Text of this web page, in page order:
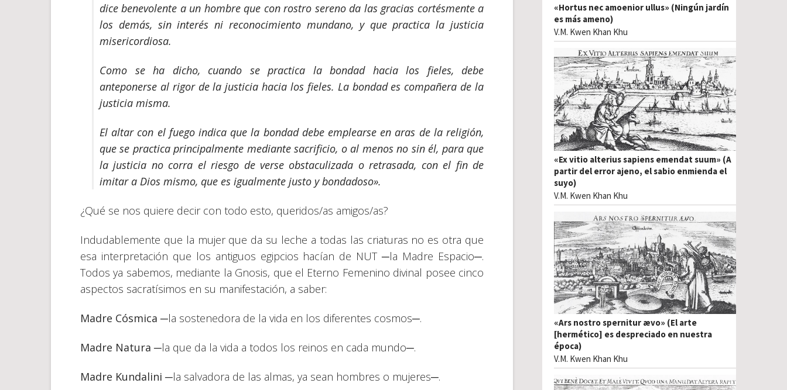
dice benevolente a un hombre que con rostro sereno da las gracias cortésmente a
los demás, sin interés ni reconocimiento mundano, y que practica la justicia
misericordiosa.
Como se ha dicho, cuando se practica la bondad hacia los fieles, debe
anteponerse al rigor de la justicia hacia los fieles. La bondad es compañera de la
justicia misma.
El altar con el fuego indica que la bondad debe emplearse en aras de la religión,
que se practica principalmente mediante sacrificio, o al menos no sin él, para que
la justicia no corra el riesgo de verse obstaculizada o retrasada, con el fin de
imitar a Dios mismo, que es igualmente justo y bondadoso».
¿Qué se nos quiere decir con todo esto, queridos/as amigos/as?
Indudablemente que la mujer que da su leche a todas las criaturas no es otra que
esa interpretación que los antiguos egipcios hacían de NUT ─la Madre Espacio─.
Todos ya sabemos, mediante la Gnosis, que el Eterno Femenino divinal posee cinco
aspectos sacratísimos en su manifestación, a saber:
Madre Cósmica ─la sostenedora de la vida en los diferentes cosmos─.
Madre Natura ─la que da la vida a todos los reinos en cada mundo─.
Madre Kundalini ─la salvadora de las almas, ya sean hombres o mujeres─.
«Hortus nec amoenior ullus» (Ningún jardín
es más ameno)
V.M. Kwen Khan Khu
«Ex vitio alterius sapiens emendat suum» (A
partir del error ajeno, el sabio enmienda el
suyo)
V.M. Kwen Khan Khu
«Ars nostro spernitur ævo» (El arte
[hermético] es despreciado en nuestra
época)
V.M. Kwen Khan Khu